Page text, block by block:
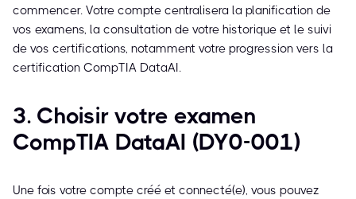
commencer. Votre compte centralisera la planification de
vos examens, la consultation de votre historique et le suivi
de vos certifications, notamment votre progression vers la
certification CompTIA DataAI.
3. Choisir votre examen
CompTIA DataAI (DY0-001)
Une fois votre compte créé et connecté(e), vous pouvez